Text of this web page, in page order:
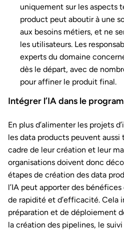
uniquement sur les aspects
product peut aboutir à une
aux besoins métiers, et ne
les utilisateurs. Les
experts du domaine
dès le départ, avec de
pour affiner le produit final.
Intégrer l’IA dans le
En plus d’alimenter les projets
les data products peuvent aussi
cadre de leur création et leur
organisations doivent donc
étapes de création des data
l’IA peut apporter des
de rapidité et d’efficacité. Cela
préparation et de déploiement
la création des pipelines, le